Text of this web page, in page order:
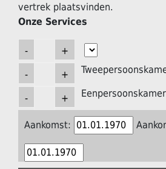
vertrek plaatsvinden.
Onze Services
Aankomst: